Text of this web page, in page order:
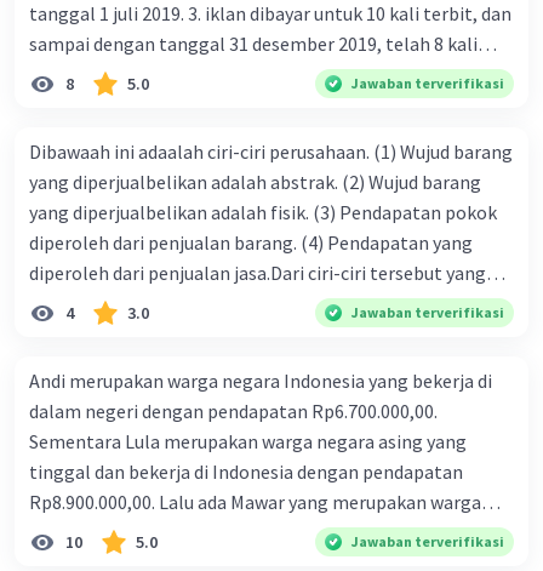
tanggal 1 juli 2019. 3. iklan dibayar untuk 10 kali terbit, dan
sampai dengan tanggal 31 desember 2019, telah 8 kali
terbit. 4. gaji terutang untuk periode berjalan sebesar
Rp800.000,00 dari data di atas, pencatatan jurnal pembalik
8 5.0 Jawaban terverifikasi
Dibawaah ini adaalah ciri-ciri perusahaan. (1) Wujud barang
yang diperjualbelikan adalah abstrak. (2) Wujud barang
yang diperjualbelikan adalah fisik. (3) Pendapatan pokok
diperoleh dari penjualan barang. (4) Pendapatan yang
diperoleh dari penjualan jasa.Dari ciri-ciri tersebut yang
merupakan ciri dari perusahaan dagang ditunjukan pada
nomor…. a. 1 dan 3 b. 3 dan 4 c. 2 dan 3 d. 1 dan 2 e. 2 dan 4
4 3.0 Jawaban terverifikasi
Andi merupakan warga negara Indonesia yang bekerja di
dalam negeri dengan pendapatan Rp6.700.000,00.
Sementara Lula merupakan warga negara asing yang
tinggal dan bekerja di Indonesia dengan pendapatan
Rp8.900.000,00. Lalu ada Mawar yang merupakan warga
negara Indonesia yang tinggal dan bekerja di luar negeri
dengan pendapatan Rp11.000.000,00. Hitunglah PNB
10 5.0 Jawaban terverifikasi